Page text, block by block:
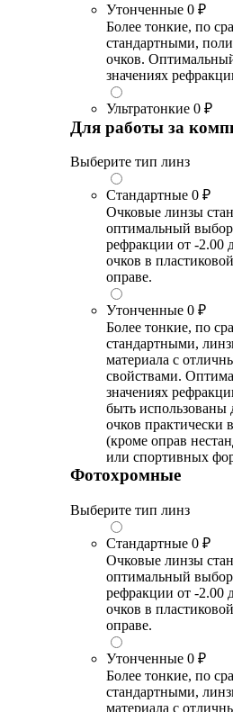
Утонченные 0 ₽
Более тонкие, по
стандартными,
очков.
значениях
Ультратонкие 0 ₽
Для работы за
Выберите тип линз
Стандартные 0 ₽
Очковые линзы
оптимальный
рефракции от -2.00
очков в
оправе.
Утонченные 0 ₽
Более тонкие, по
стандартными,
материала с
свойствами.
значениях
быть использованы
очков практически
(кроме оправ
или спортивных
Фотохромные
Выберите тип линз
Стандартные 0 ₽
Очковые линзы
оптимальный
рефракции от -2.00
очков в
оправе.
Утонченные 0 ₽
Более тонкие, по
стандартными,
материала с